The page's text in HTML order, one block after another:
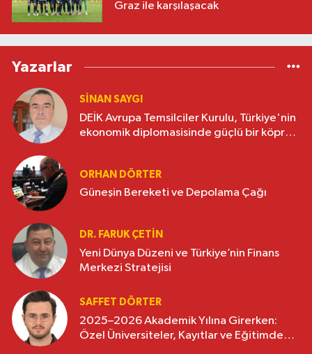
Graz ile karşılaşacak
Yazarlar
SINAN SAYGI
DEİK Avrupa Temsilciler Kurulu, Türkiye'nin
ekonomik diplomasisinde güçlü bir köprü
ORHAN DÖRTER
Güneşin Bereketi ve Depolama Çağı
DR. FARUK ÇETİN
Yeni Dünya Düzeni ve Türkiye’nin Finans
Merkezi Stratejisi
SAFFET DÖRTER
2025–2026 Akademik Yılına Girerken:
Özel Üniversiteler, Kayıtlar ve Eğitimde